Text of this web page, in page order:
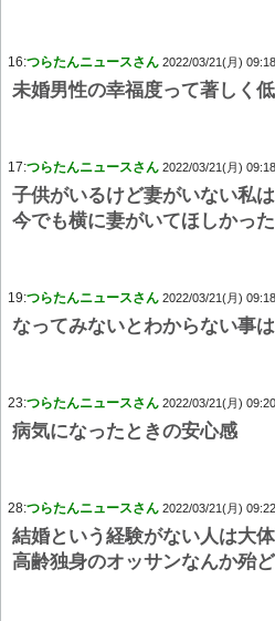
16:つらたんニュースさん 2022/03/21(月) 09:18
未婚男性の幸福度って著しく
17:つらたんニュースさん 2022/03/21(月) 09:18
子供がいるけど妻がいない私は
今でも横に妻がいてほしかった
19:つらたんニュースさん 2022/03/21(月) 09:18
なってみないとわからない事
23:つらたんニュースさん 2022/03/21(月) 09:20
病気になったときの安心感
28:つらたんニュースさん 2022/03/21(月) 09:22
結婚という経験がない人は大体
高齢独身のオッサンなんか殆ど